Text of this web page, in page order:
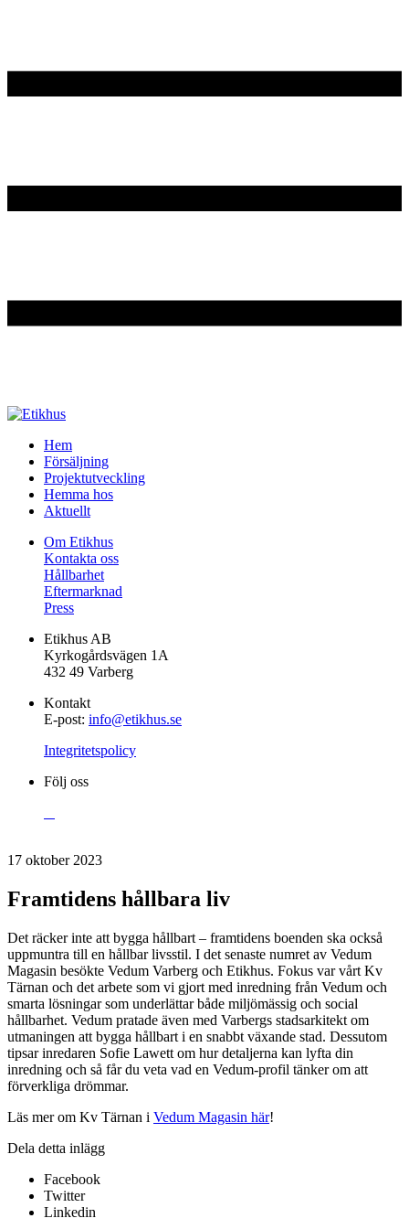
vidare
innehåll
Hem
Försäljning
Projektutveckling
Hemma hos
Aktuellt
Om Etikhus
Kontakta oss
Hållbarhet
Eftermarknad
Press
Etikhus AB
Kyrkogårdsvägen 1A
432 49 Varberg
Kontakt
E-post: info@etikhus.se
Integritetspolicy
Följ oss
17 oktober 2023
Framtidens hållbara liv
Det räcker inte att bygga hållbart – framtidens boenden ska också
uppmuntra till en hållbar livsstil. I det senaste numret av Vedum
Magasin besökte Vedum Varberg och Etikhus. Fokus var vårt Kv
Tärnan och det arbete som vi gjort med inredning från Vedum och
smarta lösningar som underlättar både miljömässig och social
hållbarhet. Vedum pratade även med Varbergs stadsarkitekt om
utmaningen att bygga hållbart i en snabbt växande stad. Dessutom
tipsar inredaren Sofie Lawett om hur detaljerna kan lyfta din
inredning och så får du veta vad en Vedum-profil tänker om att
förverkliga drömmar.
Läs mer om Kv Tärnan i Vedum Magasin här!
Dela detta inlägg
Facebook
Twitter
Linkedin